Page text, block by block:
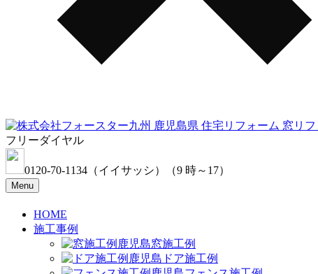
フリーダイヤル
0120-70-1134 （イイサッシ） （9 時～17）
Menu
HOME
施工事例
窓施工例
ドア施工例